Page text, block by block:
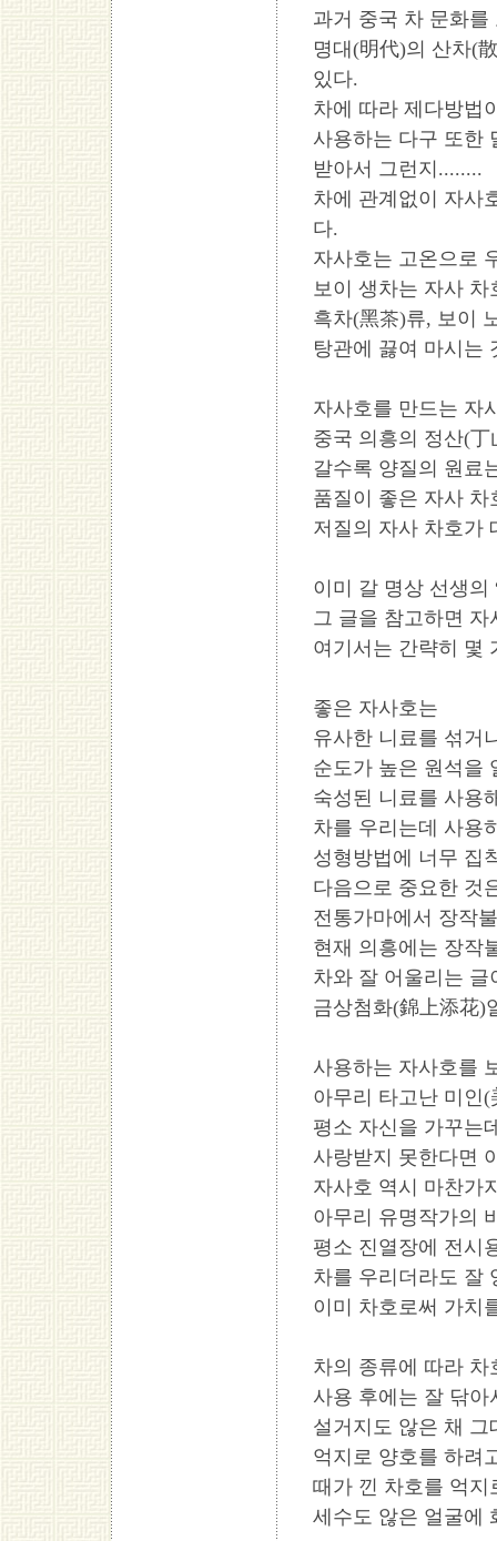
과거 중국 차 문화
명대(明代)의 산차(
있다.
차에 따라 제다방법
사용하는 다구 또한
받아서 그런지........
차에 관계없이 자사
다.
자사호는 고온으로
보이 생차는 자사
흑차(黑茶)류, 보이
탕관에 끓여 마시는
자사호를 만드는 자
중국 의흥의 정산(
갈수록 양질의 원료
품질이 좋은 자사
저질의 자사 차호가
이미 갈 명상 선생의
그 글을 참고하면
여기서는 간략히 몇
좋은 자사호는
유사한 니료를 섞거
순도가 높은 원석을
숙성된 니료를 사용
차를 우리는데 사용
성형방법에 너무 집
다음으로 중요한 것
전통가마에서 장작
현재 의흥에는 장작
차와 잘 어울리는
금상첨화(錦上添花)
사용하는 자사호를
아무리 타고난 미인
평소 자신을 가꾸는
사랑받지 못한다면
자사호 역시 마찬가
아무리 유명작가의
평소 진열장에 전시
차를 우리더라도 잘
이미 차호로써 가치
차의 종류에 따라
사용 후에는 잘 닦
설거지도 않은 채
억지로 양호를 하려
때가 낀 차호를 억지
세수도 않은 얼굴에